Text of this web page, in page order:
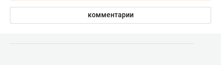
комментарии